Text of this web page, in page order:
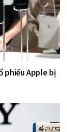
phiếu Apple bị